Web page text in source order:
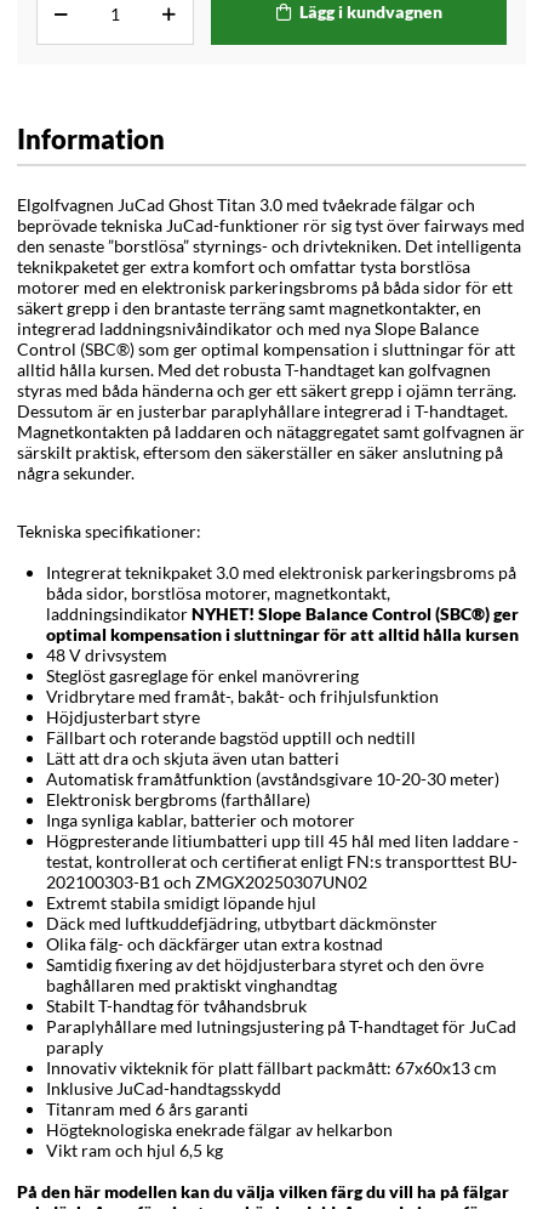
Lägg i kundvagnen
Information
Elgolfvagnen JuCad Ghost Titan 3.0 med tvåekrade fälgar och
beprövade tekniska JuCad-funktioner rör sig tyst över fairways med
den senaste ”borstlösa” styrnings- och drivtekniken. Det intelligenta
teknikpaketet ger extra komfort och omfattar tysta borstlösa
motorer med en elektronisk parkeringsbroms på båda sidor för ett
säkert grepp i den brantaste terräng samt magnetkontakter, en
integrerad laddningsnivåindikator och med nya Slope Balance
Control (SBC®) som ger optimal kompensation i sluttningar för att
alltid hålla kursen. Med det robusta T-handtaget kan golfvagnen
styras med båda händerna och ger ett säkert grepp i ojämn terräng.
Dessutom är en justerbar paraplyhållare integrerad i T-handtaget.
Magnetkontakten på laddaren och nätaggregatet samt golfvagnen är
särskilt praktisk, eftersom den säkerställer en säker anslutning på
några sekunder.
Tekniska specifikationer:
Integrerat teknikpaket 3.0 med elektronisk parkeringsbroms på
båda sidor, borstlösa motorer, magnetkontakt,
laddningsindikatorNYHET! Slope Balance Control (SBC®) ger
optimal kompensation i sluttningar för att alltid hålla kursen
48 V drivsystem
Steglöst gasreglage för enkel manövrering
Vridbrytare med framåt-, bakåt- och frihjulsfunktion
Höjdjusterbart styre
Fällbart och roterande bagstöd upptill och nedtill
Lätt att dra och skjuta även utan batteri
Automatisk framåtfunktion (avståndsgivare 10-20-30 meter)
Elektronisk bergbroms (farthållare)
Inga synliga kablar, batterier och motorer
Högpresterande litiumbatteri upp till 45 hål med liten laddare -
testat, kontrollerat och certifierat enligt FN:s transporttest BU-
202100303-B1 och ZMGX20250307UN02
Extremt stabila smidigt löpande hjul
Däck med luftkuddefjädring, utbytbart däckmönster
Olika fälg- och däckfärger utan extra kostnad
Samtidig fixering av det höjdjusterbara styret och den övre
baghållaren med praktiskt vinghandtag
Stabilt T-handtag för tvåhandsbruk
Paraplyhållare med lutningsjustering på T-handtaget för JuCad
paraply
Innovativ vikteknik för platt fällbart packmått: 67x60x13 cm
Inklusive JuCad-handtagsskydd
Titanram med 6 års garanti
Högteknologiska enekrade fälgar av helkarbon
Vikt ram och hjul 6,5 kg
På den här modellen kan du välja vilken färg du vill ha på fälgar